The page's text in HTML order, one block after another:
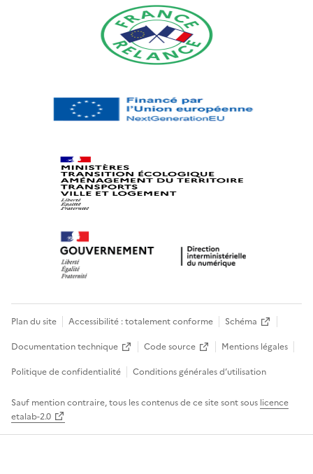
Plan du site Accessibilité : totalement conforme
Schéma
Documentation technique
Code source
Mentions légales
Politique de confidentialité
Conditions générales d’utilisation
Sauf mention contraire, tous les contenus de ce site sont sous licence
etalab-2.0